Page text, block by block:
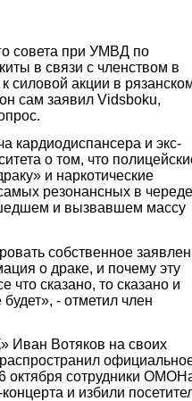
совета при УМВД по
в связи с членством в
силовой акции в
сам заявил Vidsboku,
кардиодиспансера и экс-
о том, что
и наркотические
резонансных в череде
и вызвавшем массу
собственное
о драке, и почему эту
что сказано, то сказано и
- отметил член
Иван Вотяков на своих
октября сотрудники
и избили